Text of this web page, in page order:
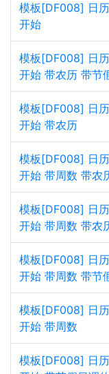
模板[DF008] 日
开始
模板[DF008] 日
开始 带农历 带节
模板[DF008] 日
开始 带农历
模板[DF008] 日
开始 带周数 带农
模板[DF008] 日
开始 带周数 带农
模板[DF008] 日
开始 带周数 带节
模板[DF008] 日
开始 带周数
模板[DF008] 日